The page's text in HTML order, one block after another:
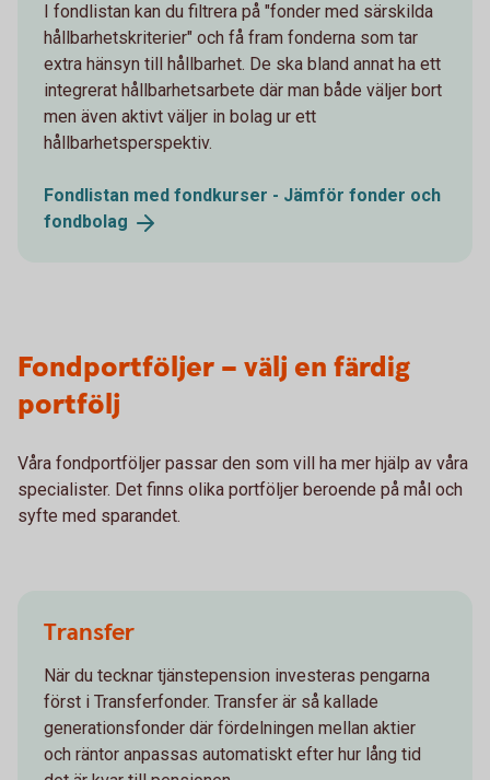
I fondlistan kan du filtrera på "fonder med särskilda
hållbarhetskriterier" och få fram fonderna som tar
extra hänsyn till hållbarhet. De ska bland annat ha ett
integrerat hållbarhetsarbete där man både väljer bort
men även aktivt väljer in bolag ur ett
hållbarhetsperspektiv.
Fondlistan med fondkurser - Jämför fonder och
fondbolag
Fondportföljer – välj en färdig
portfölj
Våra fondportföljer passar den som vill ha mer hjälp av våra
specialister. Det finns olika portföljer beroende på mål och
syfte med sparandet.
Transfer
När du tecknar tjänstepension investeras pengarna
först i Transferfonder. Transfer är så kallade
generationsfonder där fördelningen mellan aktier
och räntor anpassas automatiskt efter hur lång tid